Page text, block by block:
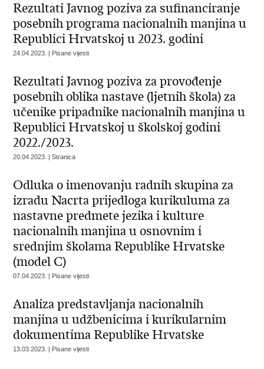
Rezultati Javnog poziva za sufinanciranje
posebnih programa nacionalnih manjina u
Republici Hrvatskoj u 2023. godini
24.04.2023. | Pisane vijesti
Rezultati Javnog poziva za provođenje
posebnih oblika nastave (ljetnih škola) za
učenike pripadnike nacionalnih manjina u
Republici Hrvatskoj u školskoj godini
2022./2023.
20.04.2023. | Stranica
Odluka o imenovanju radnih skupina za
izradu Nacrta prijedloga kurikuluma za
nastavne predmete jezika i kulture
nacionalnih manjina u osnovnim i
srednjim školama Republike Hrvatske
(model C)
07.04.2023. | Pisane vijesti
Analiza predstavljanja nacionalnih
manjina u udžbenicima i kurikularnim
dokumentima Republike Hrvatske
13.03.2023. | Pisane vijesti